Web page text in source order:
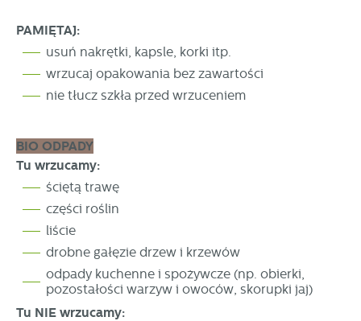
PAMIĘTAJ:
usuń nakrętki, kapsle, korki itp.
wrzucaj opakowania bez zawartości
nie tłucz szkła przed wrzuceniem
BIO ODPADY
Tu wrzucamy:
ściętą trawę
części roślin
liście
drobne gałęzie drzew i krzewów
odpady kuchenne i spożywcze (np. obierki,
pozostałości warzyw i owoców, skorupki jaj)
Tu NIE wrzucamy: